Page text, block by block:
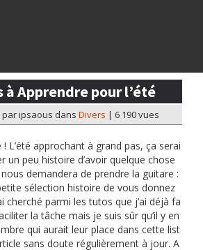
à Apprendre pour l’été
par ipsaous dans Divers | 6 190 vues
L’été approchant à grand pas, ça serai
un peu histoire d’avoir quelque chose
demandera de prendre la guitare :
sélection histoire de vous donnez
cherché parmi les tutos que j’ai déjà fa
la tâche mais je suis sûr qu’il y en
qui aurait leur place dans cette list
sans doute régulièrement à jour. A